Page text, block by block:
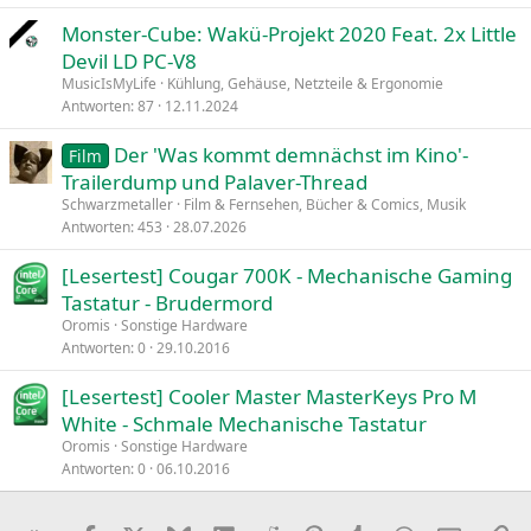
Monster-Cube: Wakü-Projekt 2020 Feat. 2x Little
Devil LD PC-V8
MusicIsMyLife
Kühlung, Gehäuse, Netzteile & Ergonomie
Antworten 87 12.11.2024
Film
Der 'Was kommt demnächst im Kino'-
Trailerdump und Palaver-Thread
Schwarzmetaller Film & Fernsehen, Bücher & Comics, Musik
Antworten 453 28.07.2026
[Lesertest] Cougar 700K - Mechanische Gaming
Tastatur - Brudermord
Oromis Sonstige Hardware
Antworten 0 29.10.2016
[Lesertest] Cooler Master MasterKeys Pro M
White - Schmale Mechanische Tastatur
Oromis Sonstige Hardware
Antworten 0 06.10.2016